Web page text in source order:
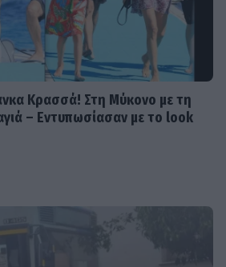
Κρασσά! Στη Μύκονο με τη
– Εντυπωσίασαν με το look